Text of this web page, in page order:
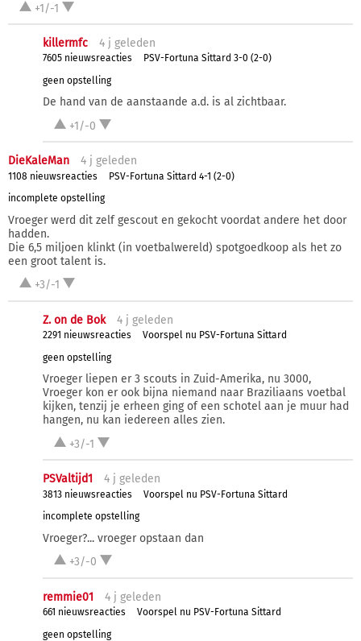
+1/-1
killermfc 4 j geleden
7605 nieuwsreacties
PSV-Fortuna Sittard 3-0 (2-0)
geen opstelling
De hand van de aanstaande a.d. is al zichtbaar.
+1/-0
DieKaleMan 4 j geleden
1108 nieuwsreacties
PSV-Fortuna Sittard 4-1 (2-0)
incomplete opstelling
Vroeger werd dit zelf gescout en gekocht voordat andere het door
hadden.
Die 6,5 miljoen klinkt (in voetbalwereld) spotgoedkoop als het zo
een groot talent is.
+3/-1
Z. on de Bok 4 j geleden
2291 nieuwsreacties
Voorspel nu PSV-Fortuna Sittard
geen opstelling
Vroeger liepen er 3 scouts in Zuid-Amerika, nu 3000,
Vroeger kon er ook bijna niemand naar Braziliaans voetbal
kijken, tenzij je erheen ging of een schotel aan je muur had
hangen, nu kan iedereen alles zien.
+3/-1
PSValtijd1 4 j geleden
3813 nieuwsreacties
Voorspel nu PSV-Fortuna Sittard
incomplete opstelling
Vroeger?... vroeger opstaan dan
+3/-0
remmie01 4 j geleden
661 nieuwsreacties
Voorspel nu PSV-Fortuna Sittard
geen opstelling